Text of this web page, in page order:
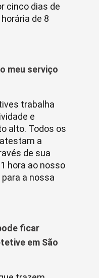
cinco dias de
de 8
meu serviço
trabalha
e
alto. Todos os
a
de sua
hora ao nosso
a nossa
ficar
em São